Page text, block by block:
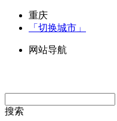
重庆
「切换城市」
网站导航
搜索